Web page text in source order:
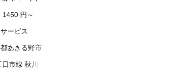
1450 円～
ービス
あきる野市
市線 秋川